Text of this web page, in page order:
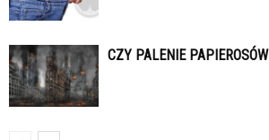
CZY PALENIE